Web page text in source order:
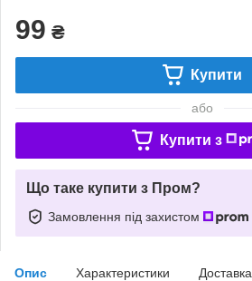
99 ₴
Купити
або
Купити з
Що таке купити з Пром?
Замовлення під захистом
Опис Характеристики Доставка